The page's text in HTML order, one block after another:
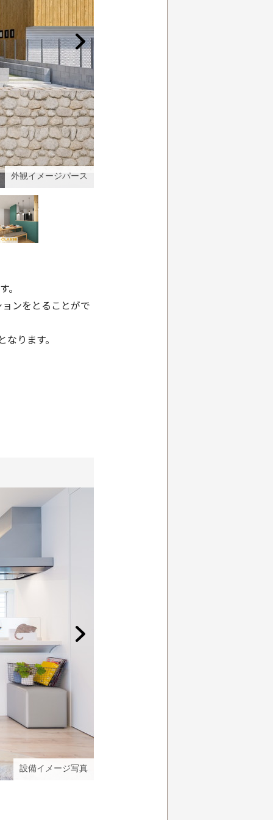
外観イメージパース
。
ンをとることがで
ります。
設備イメージ写真